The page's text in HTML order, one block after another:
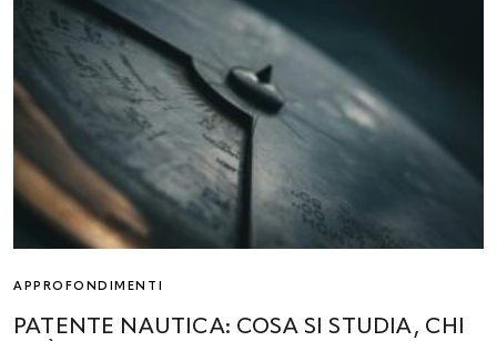
APPROFONDIMENTI
PATENTE NAUTICA: COSA SI STUDIA, CHI